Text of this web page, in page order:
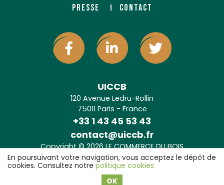
PRESSE
CONTACT
UICCB
120 Avenue Ledru-Rollin
75011 Paris - France
+33 1 43 45 53 43
contact@uiccb.fr
Copyright © 2026 LE COMMERCE DU BOIS
Agence web Paris: 6LAB
En poursuivant votre navigation, vous acceptez le dépôt de
cookies. Consultez notre politique cookies
OK